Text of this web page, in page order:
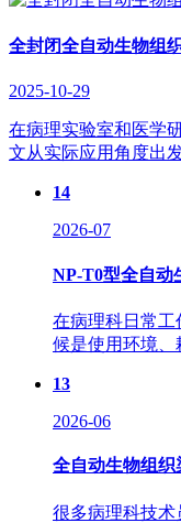
全封闭全自动生物组
2025-10-29
在病理实验室和医学
文从实际应用角度出
14
2026-07
NP-T0型全自动
在病理科日常
候是使用环境、
13
2026-06
全自动生物组织
很多病理科技